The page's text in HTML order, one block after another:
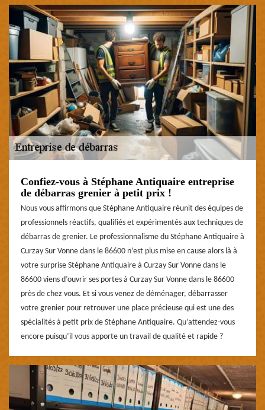
Confiez-vous à Stéphane Antiquaire entreprise
de débarras grenier à petit prix !
Nous vous affirmons que Stéphane Antiquaire réunit des équipes de
professionnels réactifs, qualifiés et expérimentés aux techniques de
débarras de grenier. Le professionnalisme du Stéphane Antiquaire à
Curzay Sur Vonne dans le 86600 n’est plus mise en cause alors là à
votre surprise Stéphane Antiquaire à Curzay Sur Vonne dans le
86600 viens d’ouvrir ses portes à Curzay Sur Vonne dans le 86600
près de chez vous. Et si vous venez de déménager, débarrasser
votre grenier pour retrouver une place précieuse qui est une des
spécialités à petit prix de Stéphane Antiquaire. Qu’attendez-vous
encore puisqu’il vous apporte un travail de qualité et rapide ?